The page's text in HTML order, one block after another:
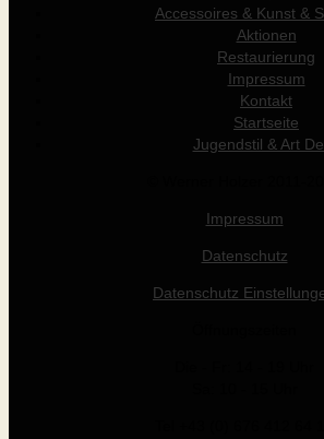
Accessoires & Kunst &
Aktionen
Restaurierung
Impressum
Kontakt
Startseite
Jugendstil & Art
Impressum
Datenschutz
Datenschutz